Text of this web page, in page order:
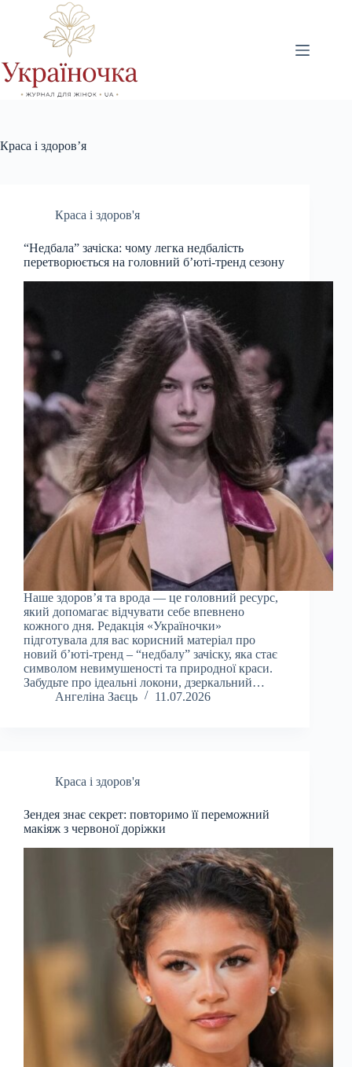
Краса і здоров’я
Краса і здоров'я
“Недбала” зачіска: чому легка недбалість
перетворюється на головний б’юті-тренд сезону
Наше здоров’я та врода — це головний ресурс,
який допомагає відчувати себе впевнено
кожного дня. Редакція «Україночки»
підготувала для вас корисний матеріал про
новий б’юті-тренд – “недбалу” зачіску, яка стає
символом невимушеності та природної краси.
Забудьте про ідеальні локони, дзеркальний…
Ангеліна Заєць
11.07.2026
Краса і здоров'я
Зендея знає секрет: повторимо її переможний
макіяж з червоної доріжки